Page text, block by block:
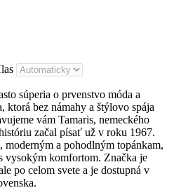
súperia o prvenstvo móda a
ktorá bez námahy a štýlovo spája
vám Tamaris, nemeckého
začal písať už v roku 1967.
moderným a pohodlným topánkam,
vysokým komfortom. Značka je
po celom svete a je dostupná v